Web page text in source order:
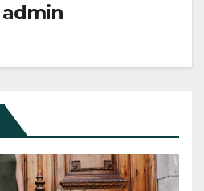
admin